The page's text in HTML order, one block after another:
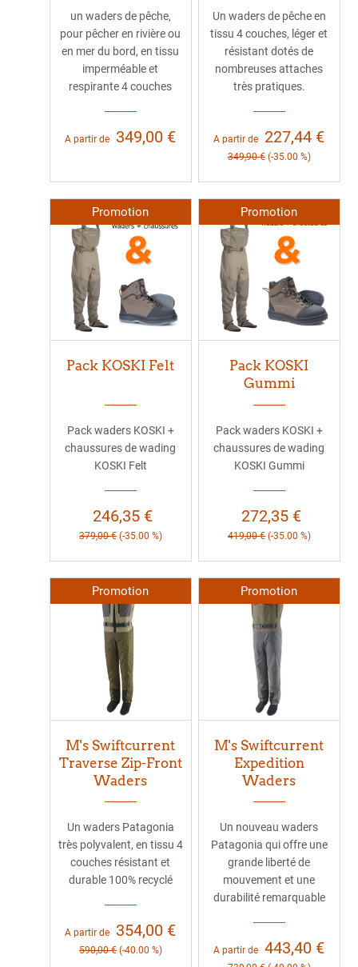
un waders de pêche,
pour pêcher en rivière ou
en mer du bord, en tissu
imperméable et
respirante 4 couches
A partir de 349,00 €
Un waders de pêche en
tissu 4 couches, léger et
résistant dotés de
nombreuses attaches
très pratiques.
A partir de 227,44 €
349,90 € (-35.00 %)
Promotion
Pack KOSKI Felt
Pack waders KOSKI +
chaussures de wading
KOSKI Felt
246,35 €
379,00 € (-35.00 %)
Promotion
Pack KOSKI
Gummi
Pack waders KOSKI +
chaussures de wading
KOSKI Gummi
272,35 €
419,00 € (-35.00 %)
Promotion
M's Swiftcurrent
Traverse Zip-Front
Waders
Un waders Patagonia
très polyvalent, en tissu 4
couches résistant et
durable 100% recyclé
A partir de 354,00 €
590,00 € (-40.00 %)
Promotion
M's Swiftcurrent
Expedition
Waders
Un nouveau waders
Patagonia qui offre une
grande liberté de
mouvement et une
durabilité remarquable
A partir de 443,40 €